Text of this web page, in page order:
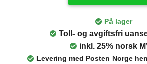
På lager
Toll- og avgiftsfri
inkl. 25% norsk
Levering med Posten Norge